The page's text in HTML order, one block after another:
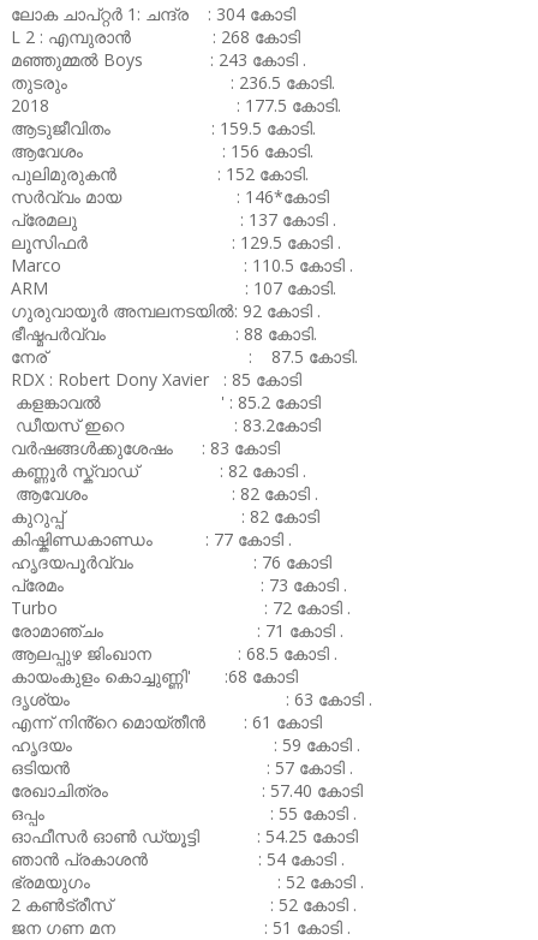
ലോക ചാപ്റ്റർ 1: ചന്ദ്ര : 304 കോടി
L 2 : എമ്പുരാൻ : 268 കോടി
മഞ്ഞുമ്മൽ Boys : 243 കോടി .
തുടരും : 236.5 കോടി.
2018 : 177.5 കോടി.
ആടുജീവിതം : 159.5 കോടി.
ആവേശം : 156 കോടി.
പുലിമുരുകൻ : 152 കോടി.
സർവ്വം മായ : 146*കോടി
പ്രേമലു : 137 കോടി .
ലൂസിഫർ : 129.5 കോടി .
Marco : 110.5 കോടി .
ARM : 107 കോടി.
ഗുരുവായൂർ അമ്പലനടയിൽ: 92 കോടി .
ഭീഷ്മപർവ്വം : 88 കോടി.
നേര് : 87.5 കോടി.
RDX : Robert Dony Xavier : 85 കോടി
കളങ്കാവൽ ' : 85.2 കോടി
ഡീയസ് ഇറെ : 83.2കോടി
വർഷങ്ങൾക്കുശേഷം : 83 കോടി
കണ്ണൂർ സ്ക്വാഡ് : 82 കോടി .
ആവേശം : 82 കോടി .
കുറുപ്പ് : 82 കോടി
കിഷ്കിണ്ഡകാണ്ഡം : 77 കോടി .
ഹൃദയപൂർവ്വം : 76 കോടി
പ്രേമം : 73 കോടി .
Turbo : 72 കോടി .
രോമാഞ്ചം : 71 കോടി .
ആലപ്പുഴ ജിംഖാന : 68.5 കോടി .
കായംകുളം കൊച്ചുണ്ണി' :68 കോടി
ദൃശ്യം : 63 കോടി .
എന്ന് നിൻ്റെ മൊയ്തീൻ : 61 കോടി
ഹൃദയം : 59 കോടി .
ഒടിയൻ : 57 കോടി .
രേഖാചിത്രം : 57.40 കോടി
ഒപ്പം : 55 കോടി .
ഓഫീസർ ഓൺ ഡ്യൂട്ടി : 54.25 കോടി
ഞാൻ പ്രകാശൻ : 54 കോടി .
ഭ്രമയുഗം : 52 കോടി .
2 കൺട്രീസ് : 52 കോടി .
ജന ഗണ മന : 51 കോടി .